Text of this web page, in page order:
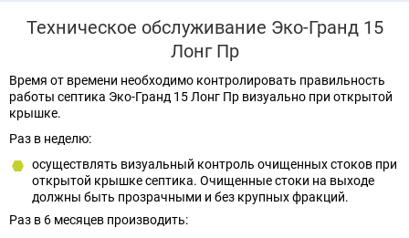
Техническое обслуживание Эко-Гранд 15
Лонг Пр
Время от времени необходимо контролировать правильность
работы септика Эко-Гранд 15 Лонг Пр визуально при открытой
крышке.
Раз в неделю:
осуществлять визуальный контроль очищенных стоков при
открытой крышке септика. Очищенные стоки на выходе
должны быть прозрачными и без крупных фракций.
Раз в 6 месяцев производить: